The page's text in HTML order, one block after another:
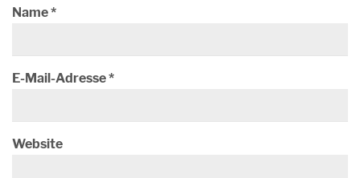
Name*
E-Mail-Adresse*
Website